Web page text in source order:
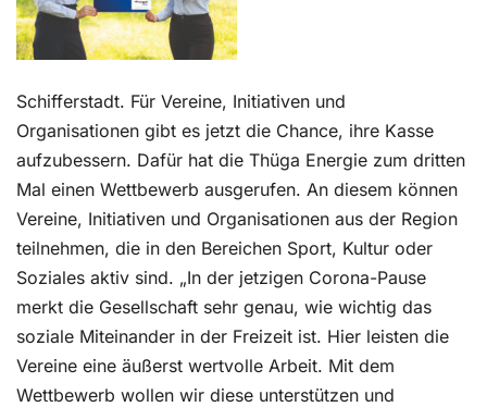
Schifferstadt. Für Vereine, Initiativen und
Organisationen gibt es jetzt die Chance, ihre Kasse
aufzubessern. Dafür hat die Thüga Energie zum dritten
Mal einen Wettbewerb ausgerufen. An diesem können
Vereine, Initiativen und Organisationen aus der Region
teilnehmen, die in den Bereichen Sport, Kultur oder
Soziales aktiv sind. „In der jetzigen Corona-Pause
merkt die Gesellschaft sehr genau, wie wichtig das
soziale Miteinander in der Freizeit ist. Hier leisten die
Vereine eine äußerst wertvolle Arbeit. Mit dem
Wettbewerb wollen wir diese unterstützen und